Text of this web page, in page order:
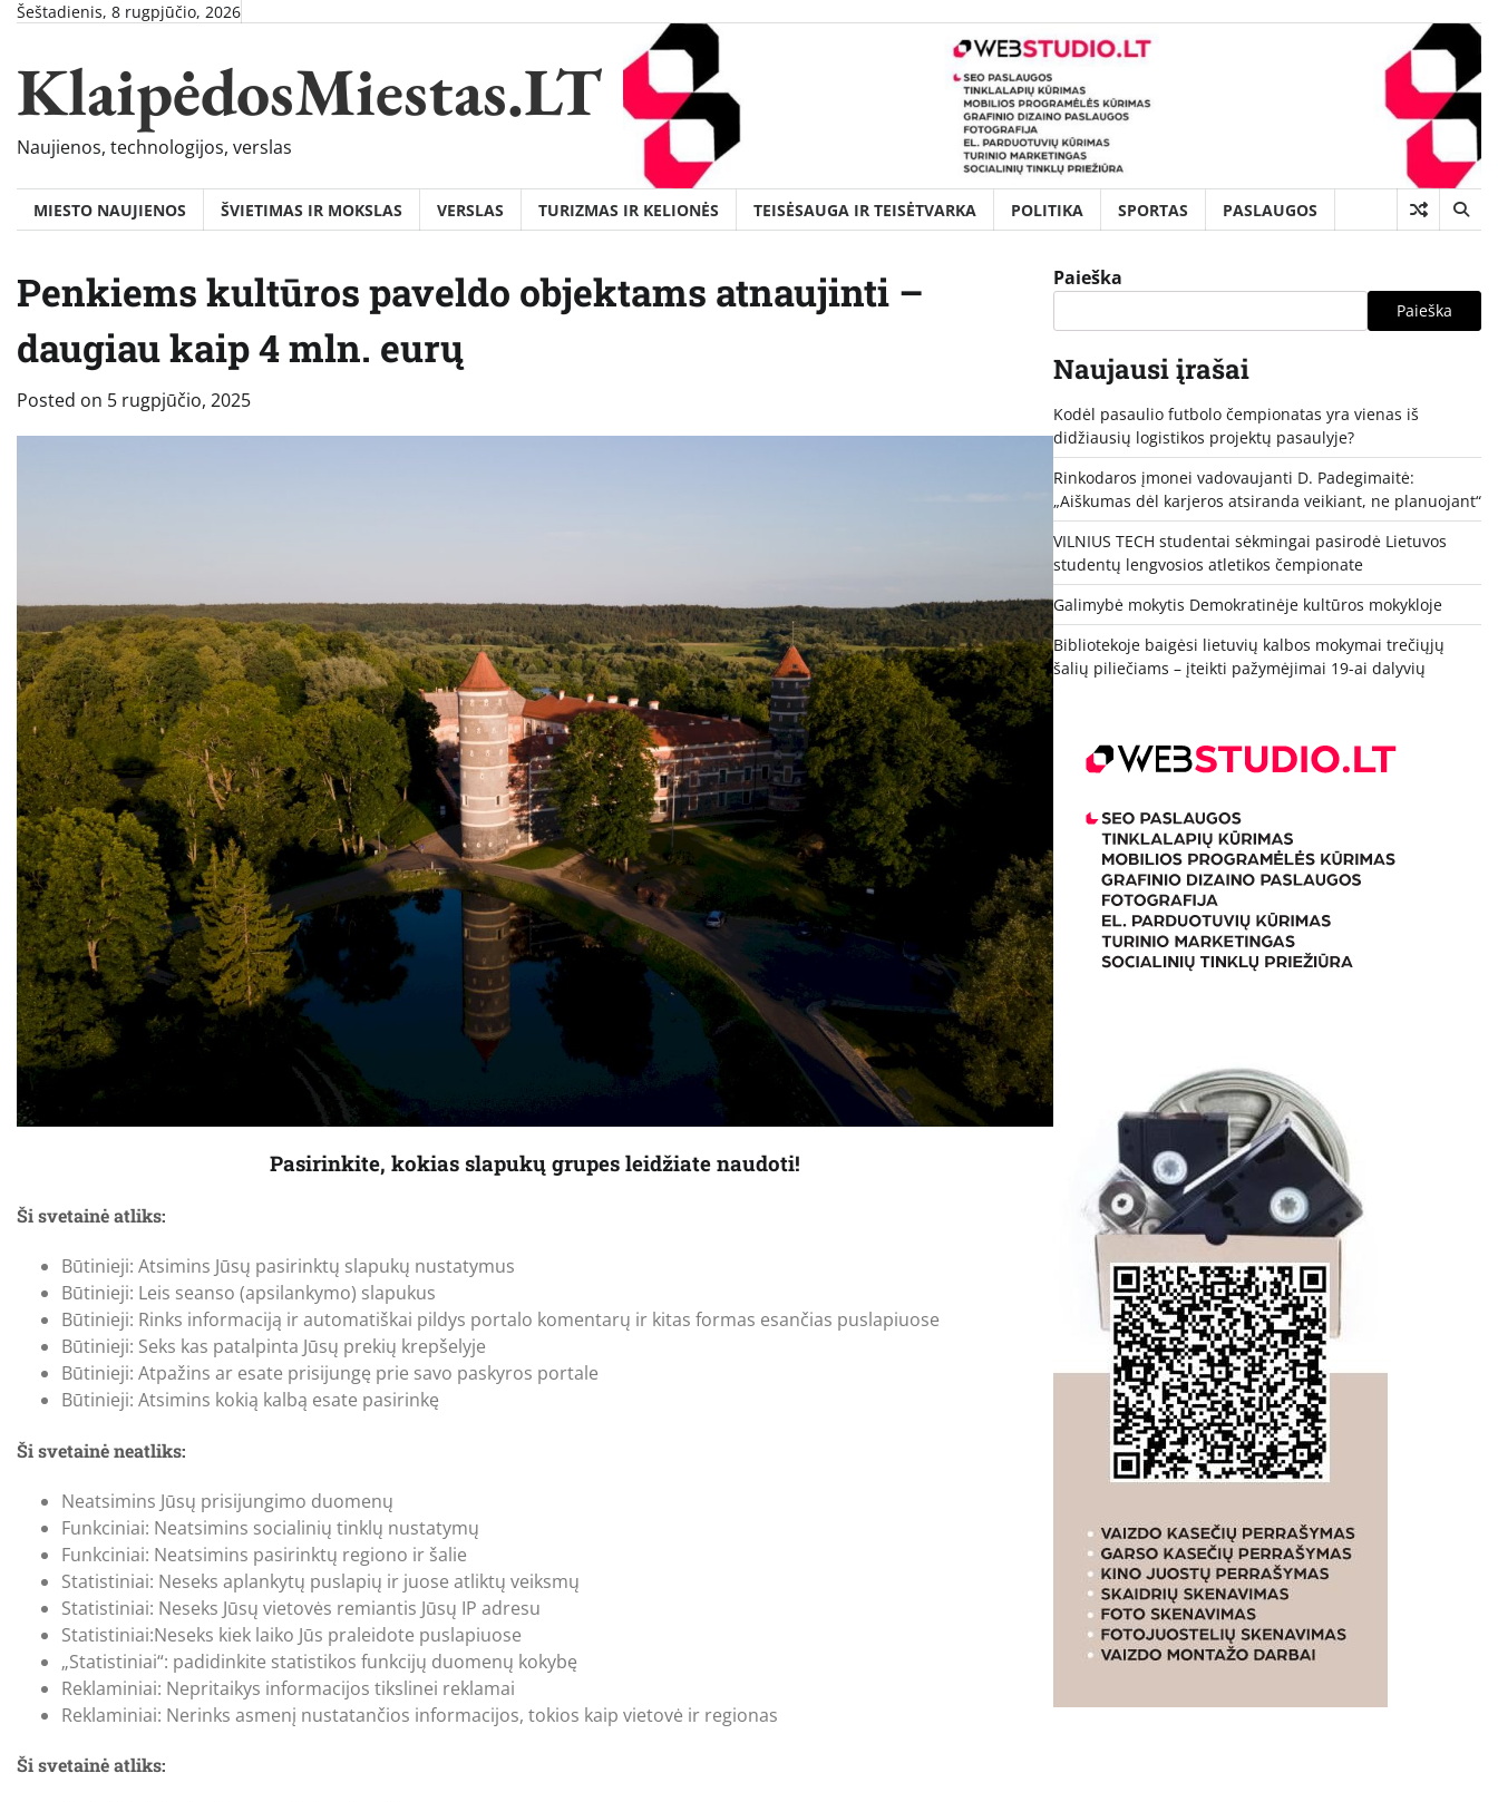
Skip
content
Šeštadienis, 8 rugpjūčio, 2026
KlaipėdosMiestas.LT
Naujienos, technologijos, verslas
MIESTO NAUJIENOS ŠVIETIMAS IR MOKSLAS VERSLAS TURIZMAS IR KELIONĖS TEISĖSAUGA IR TEISĖTVARKA POLITIKA SPORTAS PASLAUGOS
Penkiems kultūros paveldo objektams atnaujinti –
daugiau kaip 4 mln. eurų
Posted on 5 rugpjūčio, 2025
Pasirinkite, kokias slapukų grupes leidžiate naudoti!
Ši svetainė atliks:
Būtinieji: Atsimins Jūsų pasirinktų slapukų nustatymus
Būtinieji: Leis seanso (apsilankymo) slapukus
Būtinieji: Rinks informaciją ir automatiškai pildys portalo komentarų ir kitas formas esančias puslapiuose
Būtinieji: Seks kas patalpinta Jūsų prekių krepšelyje
Būtinieji: Atpažins ar esate prisijungę prie savo paskyros portale
Būtinieji: Atsimins kokią kalbą esate pasirinkę
Ši svetainė neatliks:
Neatsimins Jūsų prisijungimo duomenų
Funkciniai: Neatsimins socialinių tinklų nustatymų
Funkciniai: Neatsimins pasirinktų regiono ir šalie
Statistiniai: Neseks aplankytų puslapių ir juose atliktų veiksmų
Statistiniai: Neseks Jūsų vietovės remiantis Jūsų IP adresu
Statistiniai:Neseks kiek laiko Jūs praleidote puslapiuose
„Statistiniai“: padidinkite statistikos funkcijų duomenų kokybę
Reklaminiai: Nepritaikys informacijos tikslinei reklamai
Reklaminiai: Nerinks asmenį nustatančios informacijos, tokios kaip vietovė ir regionas
Ši svetainė atliks:
Paieška
Paieška
Naujausi įrašai
Kodėl pasaulio futbolo čempionatas yra vienas iš
didžiausių logistikos projektų pasaulyje?
Rinkodaros įmonei vadovaujanti D. Padegimaitė:
„Aiškumas dėl karjeros atsiranda veikiant, ne planuojant“
VILNIUS TECH studentai sėkmingai pasirodė Lietuvos
studentų lengvosios atletikos čempionate
Galimybė mokytis Demokratinėje kultūros mokykloje
Bibliotekoje baigėsi lietuvių kalbos mokymai trečiųjų
šalių piliečiams – įteikti pažymėjimai 19-ai dalyvių